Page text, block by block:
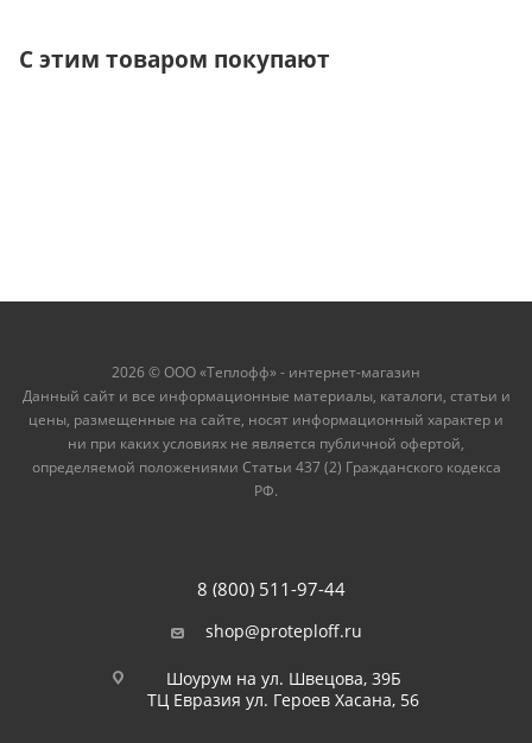
С этим товаром покупают
2026 © ООО «Теплофф» - интернет-магазин
Данный сайт и все информационные материалы, каталоги, статьи и
цены, размещенные на сайте, носят информационный характер и
ни при каких условиях не является публичной офертой,
определяемой положениями Статьи 437 (2) Гражданского кодекса
РФ.
8 (800) 511-97-44
shop@proteploff.ru
Шоурум на ул. Швецова, 39Б
ТЦ Евразия ул. Героев Хасана, 56